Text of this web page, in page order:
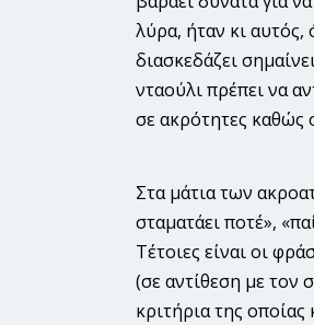
λύρα, ήταν κι αυτός,
διασκεδάζει
νταούλι πρέπει να
σε ακρότητες καθώς
Στα μάτια των
σταματάει ποτέ»,
Τέτοιες είναι οι
(σε αντίθεση με τον
κριτήρια της